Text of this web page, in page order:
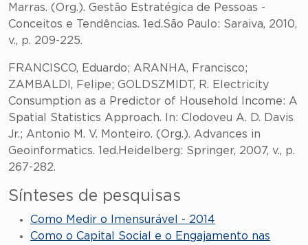
Marras. (Org.). Gestão Estratégica de Pessoas -
Conceitos e Tendências. 1ed.São Paulo: Saraiva, 2010,
v., p. 209-225.
FRANCISCO, Eduardo; ARANHA, Francisco;
ZAMBALDI, Felipe; GOLDSZMIDT, R. Electricity
Consumption as a Predictor of Household Income: A
Spatial Statistics Approach. In: Clodoveu A. D. Davis
Jr.; Antonio M. V. Monteiro. (Org.). Advances in
Geoinformatics. 1ed.Heidelberg: Springer, 2007, v., p.
267-282.
Sínteses de pesquisas
Como Medir o Imensurável - 2014
Como o Capital Social e o Engajamento nas